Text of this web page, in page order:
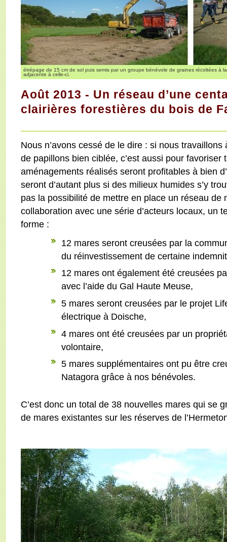
étrépage de 15 cm de sol puis semis par un groupe bénévole de graines récoltées à
adjacente à celle-ci.
Août 2013 - Un réseau d’une
clairières forestières du bois de
Nous n’avons cessé de le dire : si nous travaillons
de papillons bien ciblée, c’est aussi pour favoriser
aménagements réalisés seront profitables à bien
seront d’autant plus si des milieux humides s’y
pas la possibilité de mettre en place un réseau de
collaboration avec une série d’acteurs locaux, un
forme :
12 mares seront creusées par la
du réinvestissement de certaine
12 mares ont également été creusées
avec l’aide du Gal Haute Meuse,
5 mares seront creusées par le projet
électrique à Doische,
4 mares ont été creusées par un
volontaire,
5 mares supplémentaires ont pu être
Natagora grâce à nos bénévoles.
C’est donc un total de 38 nouvelles mares qui se
de mares existantes sur les réserves de